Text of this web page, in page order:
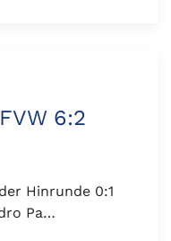
6:2
Hinrunde 0:1
Pa…